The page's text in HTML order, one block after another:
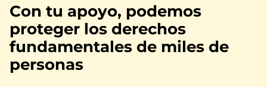
Con tu apoyo, podemos
proteger los derechos
fundamentales de miles de
personas